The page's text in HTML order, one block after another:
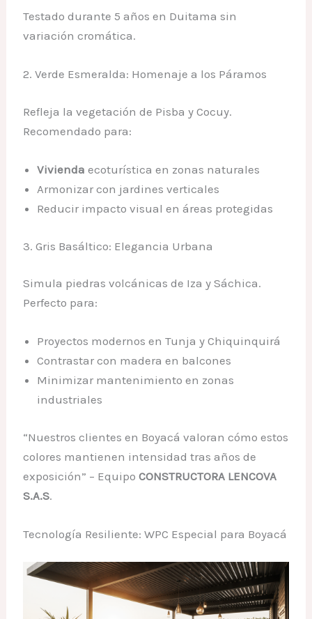
Testado durante 5 años en Duitama sin
variación cromática.
2. Verde Esmeralda: Homenaje a los Páramos
Refleja la vegetación de Pisba y Cocuy.
Recomendado para:
Vivienda ecoturística en zonas naturales
Armonizar con jardines verticales
Reducir impacto visual en áreas protegidas
3. Gris Basáltico: Elegancia Urbana
Simula piedras volcánicas de Iza y Sáchica.
Perfecto para:
Proyectos modernos en Tunja y Chiquinquirá
Contrastar con madera en balcones
Minimizar mantenimiento en zonas
industriales
“Nuestros clientes en Boyacá valoran cómo estos
colores mantienen intensidad tras años de
exposición” – EquipoCONSTRUCTORA LENCOVA
S.A.S.
Tecnología Resiliente: WPC Especial para Boyacá